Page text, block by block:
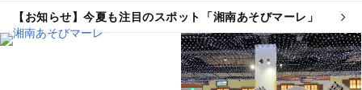
【お知らせ】今夏も注目のスポット「湘南あそびマーレ」